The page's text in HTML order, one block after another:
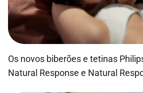
Os novos biberões e tetinas
Natural Response e Natural